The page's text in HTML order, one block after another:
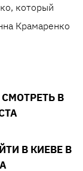
который
Крамаренко
В
В КИЕВЕ В